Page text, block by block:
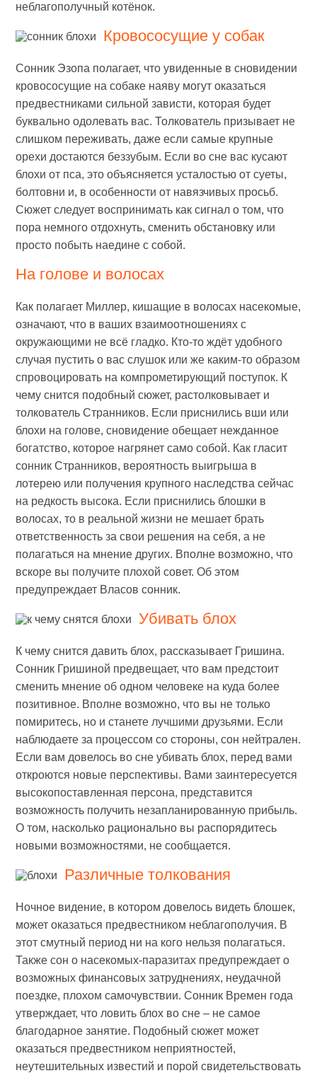
неблагополучный котёнок.
Кровососущие у собак
Сонник Эзопа полагает, что увиденные в сновидении
кровососущие на собаке наяву могут оказаться
предвестниками сильной зависти, которая будет
буквально одолевать вас. Толкователь призывает не
слишком переживать, даже если самые крупные
орехи достаются беззубым. Если во сне вас кусают
блохи от пса, это объясняется усталостью от суеты,
болтовни и, в особенности от навязчивых просьб.
Сюжет следует воспринимать как сигнал о том, что
пора немного отдохнуть, сменить обстановку или
просто побыть наедине с собой.
На голове и волосах
Как полагает Миллер, кишащие в волосах насекомые,
означают, что в ваших взаимоотношениях с
окружающими не всё гладко. Кто-то ждёт удобного
случая пустить о вас слушок или же каким-то образом
спровоцировать на компрометирующий поступок. К
чему снится подобный сюжет, растолковывает и
толкователь Странников. Если приснились вши или
блохи на голове, сновидение обещает нежданное
богатство, которое нагрянет само собой. Как гласит
сонник Странников, вероятность выигрыша в
лотерею или получения крупного наследства сейчас
на редкость высока. Если приснились блошки в
волосах, то в реальной жизни не мешает брать
ответственность за свои решения на себя, а не
полагаться на мнение других. Вполне возможно, что
вскоре вы получите плохой совет. Об этом
предупреждает Власов сонник.
Убивать блох
К чему снится давить блох, рассказывает Гришина.
Сонник Гришиной предвещает, что вам предстоит
сменить мнение об одном человеке на куда более
позитивное. Вполне возможно, что вы не только
помиритесь, но и станете лучшими друзьями. Если
наблюдаете за процессом со стороны, сон нейтрален.
Если вам довелось во сне убивать блох, перед вами
откроются новые перспективы. Вами заинтересуется
высокопоставленная персона, представится
возможность получить незапланированную прибыль.
О том, насколько рационально вы распорядитесь
новыми возможностями, не сообщается.
Различные толкования
Ночное видение, в котором довелось видеть блошек,
может оказаться предвестником неблагополучия. В
этот смутный период ни на кого нельзя полагаться.
Также сон о насекомых-паразитах предупреждает о
возможных финансовых затруднениях, неудачной
поездке, плохом самочувствии. Сонник Времен года
утверждает, что ловить блох во сне – не самое
благодарное занятие. Подобный сюжет может
оказаться предвестником неприятностей,
неутешительных известий и порой свидетельствовать